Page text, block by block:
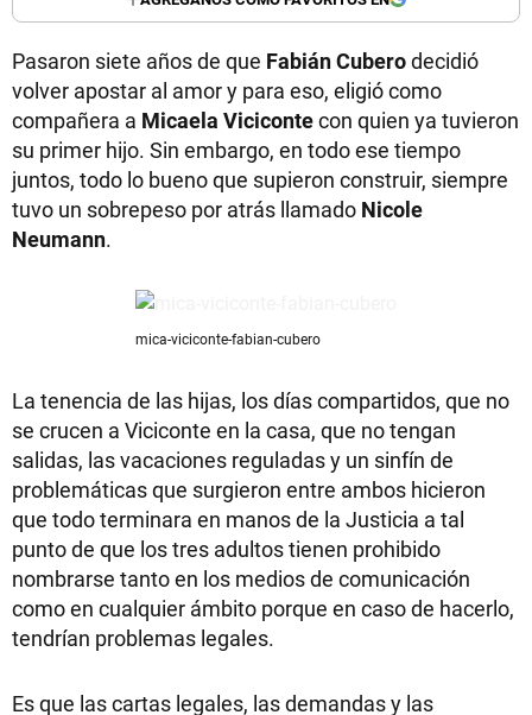
Pasaron siete años de que Fabián Cuberodecidió
volver apostar al amor y para eso, eligió como
compañera a Micaela Vicicontecon quien ya tuvieron
su primer hijo. Sin embargo, en todo ese tiempo
juntos, todo lo bueno que supieron construir, siempre
tuvo un sobrepeso por atrás llamado Nicole
Neumann.
mica-viciconte-fabian-cubero
La tenencia de las hijas, los días compartidos, que no
se crucen a Viciconte en la casa, que no tengan
salidas, las vacaciones reguladas y un sinfín de
problemáticas que surgieron entre ambos hicieron
que todo terminara en manos de la Justicia a tal
punto de que los tres adultos tienen prohibido
nombrarse tanto en los medios de comunicación
como en cualquier ámbito porque en caso de hacerlo,
tendrían problemas legales.
Es que las cartas legales, las demandas y las